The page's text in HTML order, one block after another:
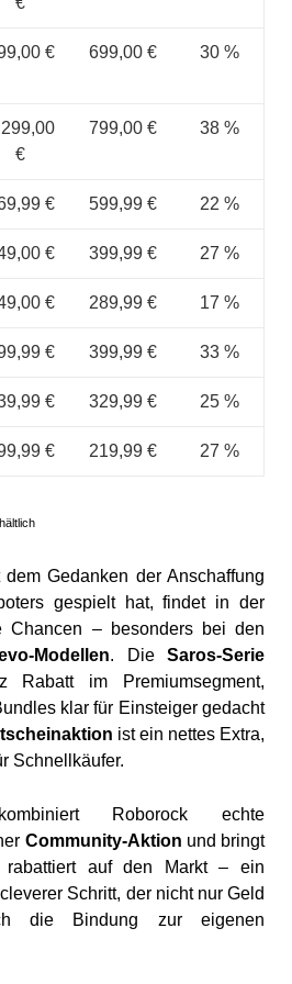
€ 699,00 € 30 %
€
799,00 € 38 %
€ 599,99 € 22 %
€ 399,99 € 27 %
€ 289,99 € 17 %
€ 399,99 € 33 %
€ 329,99 € 25 %
€ 219,99 € 27 %
Gedanken der Anschaffung
gespielt hat, findet in der
Chancen – besonders bei den
Modellen. Die Saros-Serie
Rabatt im Premiumsegment,
klar für Einsteiger gedacht
ist ein nettes Extra,
Schnellkäufer.
Roborock echte
Community-Aktion und bringt
rabattiert auf den Markt – ein
Schritt, der nicht nur Geld
die Bindung zur eigenen